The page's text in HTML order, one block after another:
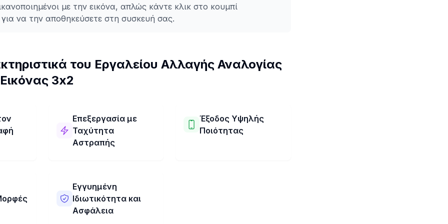
με την εικόνα, απλώς κάντε κλικ στο κουμπί
να την αποθηκεύσετε στη συσκευή σας.
του Εργαλείου Αλλαγής Αναλογίας
3x2
την
Επεξεργασία με
Ταχύτητα
Αστραπής
Εικόνας 3x2 λειτουργεί
εξαιρετικά γρήγορα!
Αλλάζει την εικόνα σας σε
αναλογία διαστάσεων 3x2
Έξοδος Υψηλής
Ποιότητας
Εγγυημένη
Ιδιωτικότητα και
Ασφάλεια